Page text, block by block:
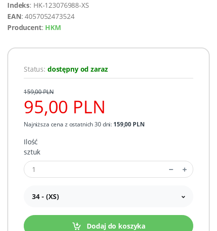
Indeks: HK-123076988-XS
EAN: 4057052473524
Producent: HKM
Status: dostępny od zaraz
95,00 PLN
159,00 PLN
Najniższa cena z ostatnich 30 dni: 159,00 PLN
Ilość
sztuk
34 - (XS)
Dodaj do koszyka